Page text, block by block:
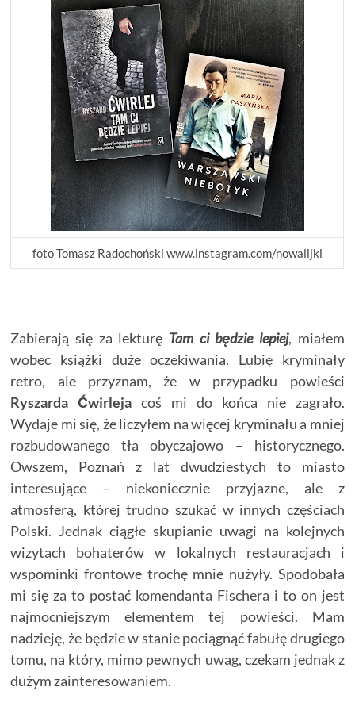
foto Tomasz Radochoński www.instagram.com/nowalijki
Zabierają się za lekturę Tam ci będzie lepiej, miałem
wobec książki duże oczekiwania. Lubię kryminały
retro, ale przyznam, że w przypadku powieści
Ryszarda Ćwirleja coś mi do końca nie zagrało.
Wydaje mi się, że liczyłem na więcej kryminału a mniej
rozbudowanego tła obyczajowo – historycznego.
Owszem, Poznań z lat dwudziestych to miasto
interesujące – niekoniecznie przyjazne, ale z
atmosferą, której trudno szukać w innych częściach
Polski. Jednak ciągłe skupianie uwagi na kolejnych
wizytach bohaterów w lokalnych restauracjach i
wspominki frontowe trochę mnie nużyły. Spodobała
mi się za to postać komendanta Fischera i to on jest
najmocniejszym elementem tej powieści. Mam
nadzieję, że będzie w stanie pociągnąć fabułę drugiego
tomu, na który, mimo pewnych uwag, czekam jednak z
dużym zainteresowaniem.